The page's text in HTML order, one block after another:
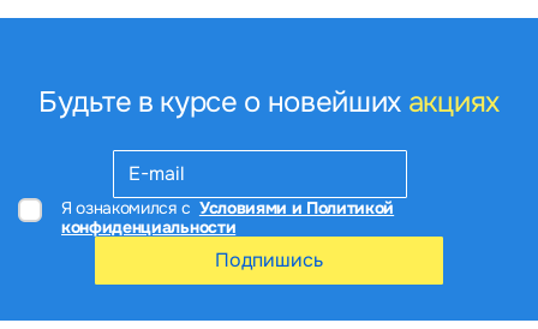
Будьте в курсе о новейших акциях
Я ознакомился с Условиями и Политикой
конфиденциальности
Подпишись